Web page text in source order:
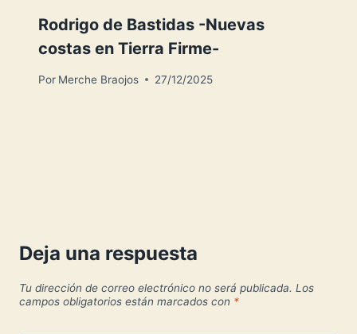
Rodrigo de Bastidas -Nuevas
costas en Tierra Firme-
Por Merche Braojos 27/12/2025
Deja una respuesta
Tu dirección de correo electrónico no será publicada. Los
campos obligatorios están marcados con *